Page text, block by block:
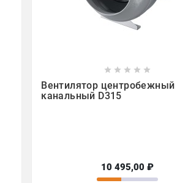
    
Вентилятор центробежный
канальный D315
10 495,00 ₽